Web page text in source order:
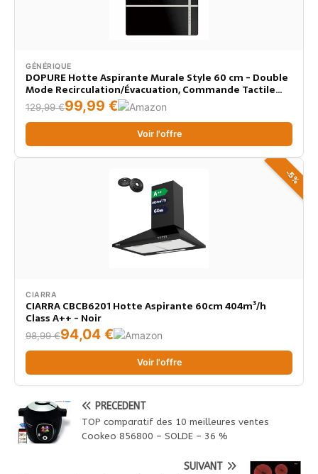
GÉNÉRIQUE
DOPURE Hotte Aspirante Murale Style 60 cm - Double
Mode Recirculation/Évacuation, Commande Tactile
Verticale, 3 Vitesses, Livrée avec 4 Filtres à Charbon,
Énergie A+++, Noir
129,99 €99,99 €
Voir l'offre
-5%
CIARRA
CIARRA CBCB6201 Hotte Aspirante 60cm 404m³/h
Class A++ - Noir
98,99 €94,04 €
Voir l'offre
PRÉCÉDENT
TOP comparatif des 10 meilleures ventes
Cookeo 856800 – SOLDE – 36 %
SUIVANT